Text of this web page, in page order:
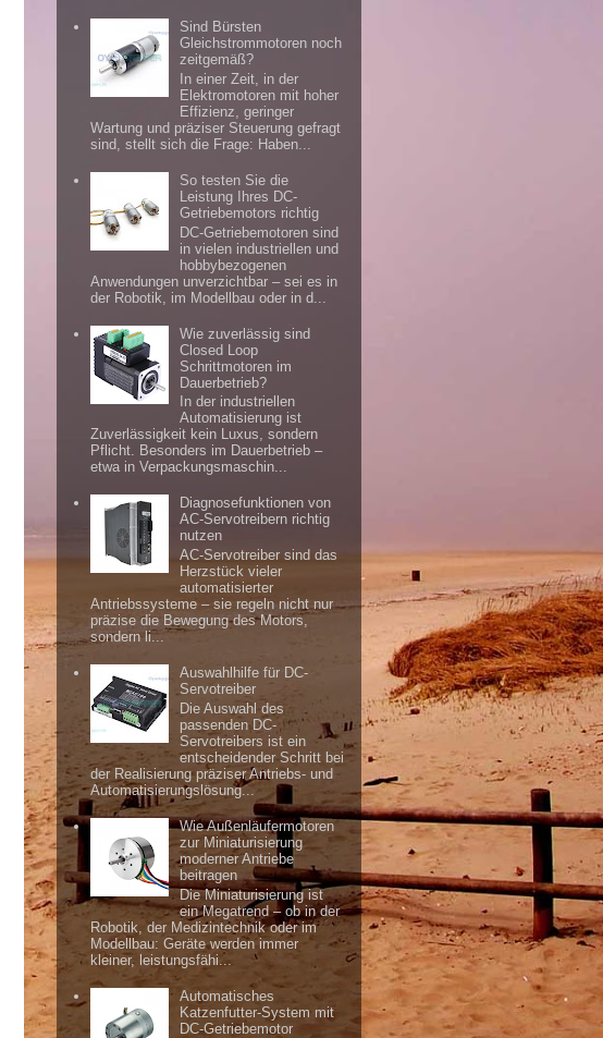
Sind Bürsten
Gleichstrommotoren noch
zeitgemäß?
In einer Zeit, in der
Elektromotoren mit hoher
Effizienz, geringer
Wartung und präziser Steuerung gefragt
sind, stellt sich die Frage: Haben...
So testen Sie die
Leistung Ihres DC-
Getriebemotors richtig
DC-Getriebemotoren sind
in vielen industriellen und
hobbybezogenen
Anwendungen unverzichtbar – sei es in
der Robotik, im Modellbau oder in d...
Wie zuverlässig sind
Closed Loop
Schrittmotoren im
Dauerbetrieb?
In der industriellen
Automatisierung ist
Zuverlässigkeit kein Luxus, sondern
Pflicht. Besonders im Dauerbetrieb –
etwa in Verpackungsmaschin...
Diagnosefunktionen von
AC-Servotreibern richtig
nutzen
AC-Servotreiber sind das
Herzstück vieler
automatisierter
Antriebssysteme – sie regeln nicht nur
präzise die Bewegung des Motors,
sondern li...
Auswahlhilfe für DC-
Servotreiber
Die Auswahl des
passenden DC-
Servotreibers ist ein
entscheidender Schritt bei
der Realisierung präziser Antriebs- und
Automatisierungslösung...
Wie Außenläufermotoren
zur Miniaturisierung
moderner Antriebe
beitragen
Die Miniaturisierung ist
ein Megatrend – ob in der
Robotik, der Medizintechnik oder im
Modellbau: Geräte werden immer
kleiner, leistungsfähi...
Automatisches
Katzenfutter-System mit
DC-Getriebemotor